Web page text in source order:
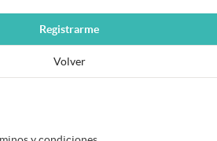
Registrarme
Volver